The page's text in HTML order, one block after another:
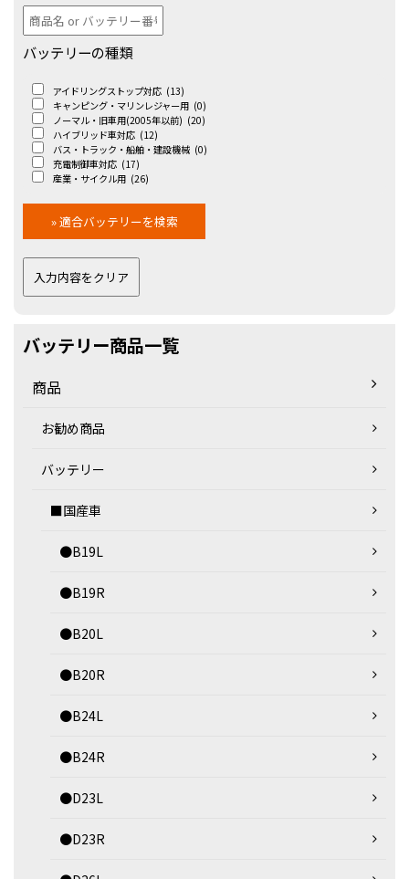
バッテリーの種類
アイドリングストップ対応 (13)
キャンピング・マリンレジャー用 (0)
ノーマル・旧車用(2005年以前) (20)
ハイブリッド車対応 (12)
バス・トラック・船舶・建設機械 (0)
充電制御車対応 (17)
産業・サイクル用 (26)
バッテリー商品一覧
商品
お勧め商品
バッテリー
■国産車
●B19L
●B19R
●B20L
●B20R
●B24L
●B24R
●D23L
●D23R